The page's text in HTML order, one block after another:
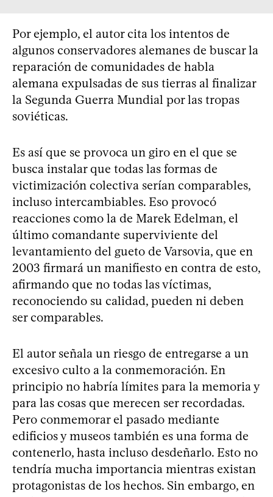
Por ejemplo, el autor cita los intentos de
algunos conservadores alemanes de buscar la
reparación de comunidades de habla
alemana expulsadas de sus tierras al finalizar
la Segunda Guerra Mundial por las tropas
soviéticas.
Es así que se provoca un giro en el que se
busca instalar que todas las formas de
victimización colectiva serían comparables,
incluso intercambiables. Eso provocó
reacciones como la de Marek Edelman, el
último comandante superviviente del
levantamiento del gueto de Varsovia, que en
2003 firmará un manifiesto en contra de esto,
afirmando que no todas las víctimas,
reconociendo su calidad, pueden ni deben
ser comparables.
El autor señala un riesgo de entregarse a un
excesivo culto a la conmemoración. En
principio no habría límites para la memoria y
para las cosas que merecen ser recordadas.
Pero conmemorar el pasado mediante
edificios y museos también es una forma de
contenerlo, hasta incluso desdeñarlo. Esto no
tendría mucha importancia mientras existan
protagonistas de los hechos. Sin embargo, en